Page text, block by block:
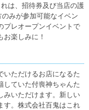
は、招待券及び当店の護
みが参加可能なイベン
プレオープンイベントで
楽しみに！
いただけるお店になるた
していた付喪神ちゃんた
みいただけます。新しい
す。株式会社百鬼はこれ